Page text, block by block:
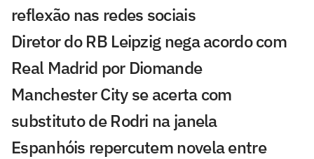
reflexão nas redes sociais
Diretor do RB Leipzig nega acordo com
Real Madrid por Diomande
Manchester City se acerta com
substituto de Rodri na janela
Espanhóis repercutem novela entre